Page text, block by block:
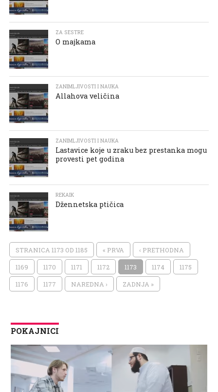
ZA SESTRE
O majkama
ZANIMLJIVOSTI I NAUKA
Allahova veličina
ZANIMLJIVOSTI I NAUKA
Lastavice koje u zraku bez prestanka mogu
provesti pet godina
REKAIK
Džennetska ptičica
STRANICA 1173 OD 1185 « PRVA ‹ PRETHODNA
1169 1170 1171 1172 1173 1174 1175
1176 1177 NAREDNA › ZADNJA »
POKAJNICI